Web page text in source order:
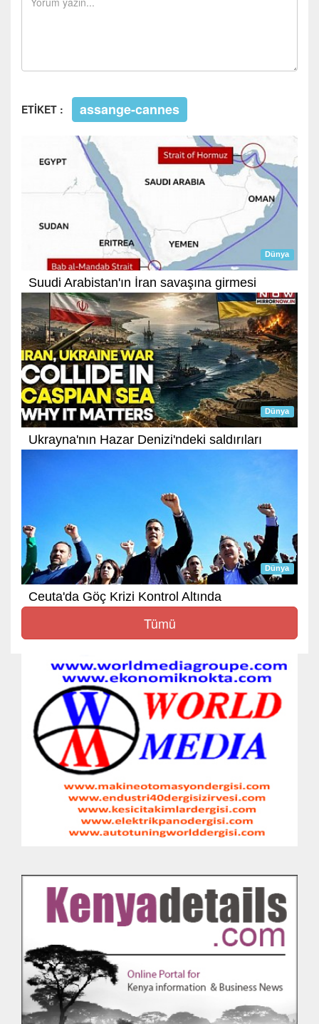
ETİKET : assange-cannes
Dünya
Suudi Arabistan'ın İran savaşına girmesi
Dünya
Ukrayna'nın Hazar Denizi'ndeki saldırıları
Dünya
Ceuta'da Göç Krizi Kontrol Altında
Tümü